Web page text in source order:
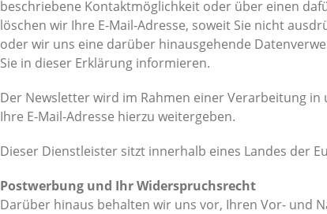
beschriebene Kontaktmöglichkeit oder über einen
löschen wir Ihre E-Mail-Adresse, soweit Sie nicht
oder wir uns eine darüber hinausgehende
Sie in dieser Erklärung informieren.
Der Newsletter wird im Rahmen einer Verarbeitung
Ihre E-Mail-Adresse hierzu weitergeben.
Dieser Dienstleister sitzt innerhalb eines Landes der
Postwerbung und Ihr Widerspruchsrecht
Darüber hinaus behalten wir uns vor, Ihren Vor- und